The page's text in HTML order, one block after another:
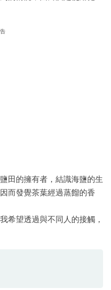
田的擁有者，結識海鹽的生
而發覺茶葉經過蒸餾的香
希望透過與不同人的接觸，